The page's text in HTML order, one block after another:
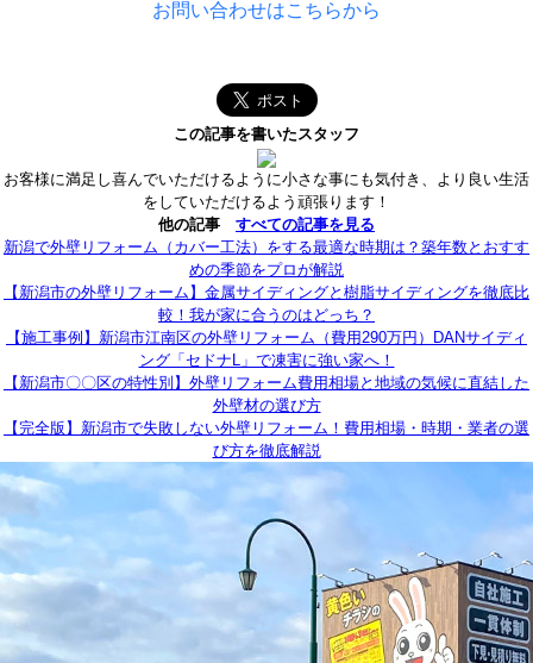
お問い合わせはこちらから
この記事を書いたスタッフ
お客様に満足し喜んでいただけるように小さな事にも気付き、より良い生活
をしていただけるよう頑張ります！
他の記事 すべての記事を見る
新潟で外壁リフォーム（カバー工法）をする最適な時期は？築年数とおすす
めの季節をプロが解説
【新潟市の外壁リフォーム】金属サイディングと樹脂サイディングを徹底比
較！我が家に合うのはどっち？
【施工事例】新潟市江南区の外壁リフォーム（費用290万円）DANサイディ
ング「セドナL」で凍害に強い家へ！
【新潟市〇〇区の特性別】外壁リフォーム費用相場と地域の気候に直結した
外壁材の選び方
【完全版】新潟市で失敗しない外壁リフォーム！費用相場・時期・業者の選
び方を徹底解説